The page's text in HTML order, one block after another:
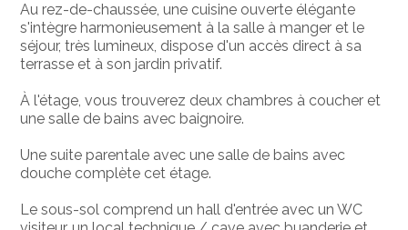
Au rez-de-chaussée, une cuisine ouverte élégante
s'intègre harmonieusement à la salle à manger et le
séjour, très lumineux, dispose d'un accès direct à sa
terrasse et à son jardin privatif.
À l'étage, vous trouverez deux chambres à coucher et
une salle de bains avec baignoire.
Une suite parentale avec une salle de bains avec
douche complète cet étage.
Le sous-sol comprend un hall d'entrée avec un WC